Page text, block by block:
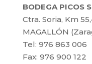
BODEGA PICOS
Ctra. Soria, Km
MAGALLÓN
Tel: 976 863 006
Fax: 976 900 122